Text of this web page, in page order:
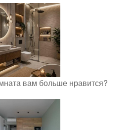
вам больше нравится?